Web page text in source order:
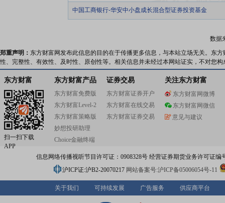
中国工商银行-华安中小盘成长混合型证券投资基金
数据
郑重声明： 东方财富网发布此信息的目的在于传播更多信息，与本站立场无关。东
性、完整性、有效性、及时性、原创性等。相关信息并未经过本网站证实，不对您
东方财富
扫一扫下载
APP
东方财富产品
东方财富免费版
东方财富Level-2
东方财富策略版
妙想投研助理
Choice金融终端
证券交易
东方财富证券开户
东方财富在线交易
东方财富证券交易
关注东方财富
东方财富网微博
东方财富网微信
意见与建议
信息网络传播视听节目许可证：0908328号 经营证券期货业务许可证编
沪ICP证:沪B2-20070217 网站备案号:沪ICP备05006054号-11
关于我们 可持续发展 广告服务 供应商平台